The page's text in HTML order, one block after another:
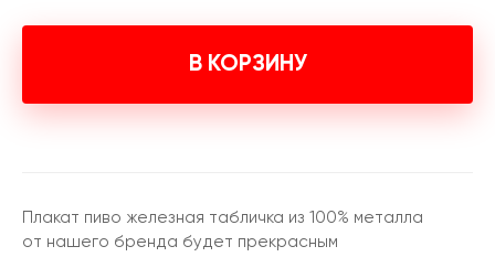
В КОРЗИНУ
Плакат пиво железная табличка из 100% металла
от нашего бренда будет прекрасным